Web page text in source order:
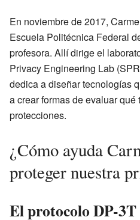
En noviembre de 2017,
Escuela Politécnica Federal
profesora. Allí dirige el
Privacy Engineering Lab
dedica a diseñar tecnologías
a crear formas de evaluar
protecciones.
¿Cómo ayuda
proteger nuestra
El protocolo DP-3T